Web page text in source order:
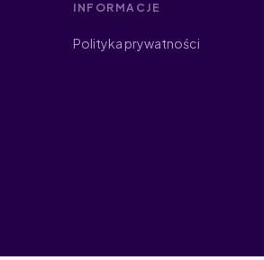
INFORMACJE
Polityka prywatności